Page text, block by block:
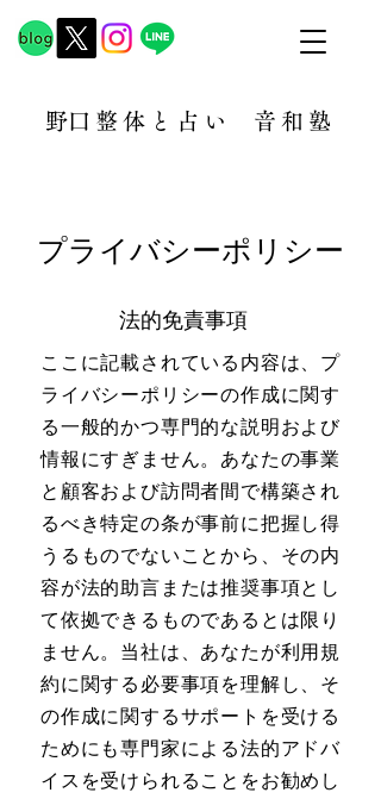
​野口整体と占い 音和塾​
プライバシーポリシー
法的免責事項
ここに記載されている内容は、プ
ライバシーポリシーの作成に関す
る一般的かつ専門的な説明および
情報にすぎません。あなたの事業
と顧客および訪問者間で構築され
るべき特定の条が事前に把握し得
うるものでないことから、その内
容が法的助言または推奨事項とし
て依拠できるものであるとは限り
ません。当社は、あなたが利用規
約に関する必要事項を理解し、そ
の作成に関するサポートを受ける
ためにも専門家による法的アドバ
イスを受けられることをお勧めし